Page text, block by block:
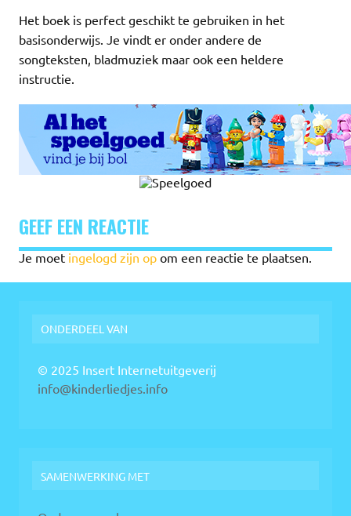
Het boek is perfect geschikt te gebruiken in het
basisonderwijs. Je vindt er onder andere de
songteksten, bladmuziek maar ook een heldere
instructie.
GEEF EEN REACTIE
Je moet ingelogd zijn op om een reactie te plaatsen.
ONDERDEEL VAN
© 2025 Insert Internetuitgeverij
info@kinderliedjes.info
SAMENWERKING MET